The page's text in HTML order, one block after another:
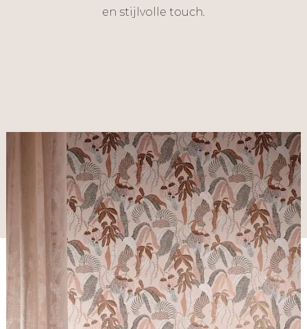
en stijlvolle touch.